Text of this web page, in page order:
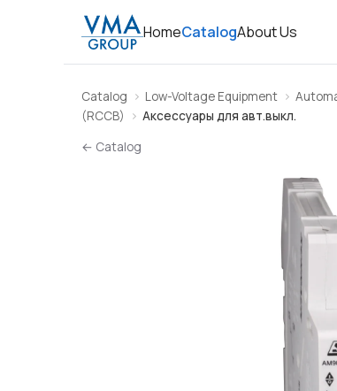
HomeCatalogAbout Us
Catalog Low-Voltage Equipment
(RCCB)
Аксессуары для авт.выкл.
← Catalog